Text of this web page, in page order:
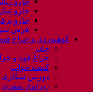
جارو
جارو
فرش
کوهنوردی و چراغ
چادر
چراغ قوه و
کیسه خواب
دوربین شکاری
زیرانداز سفری